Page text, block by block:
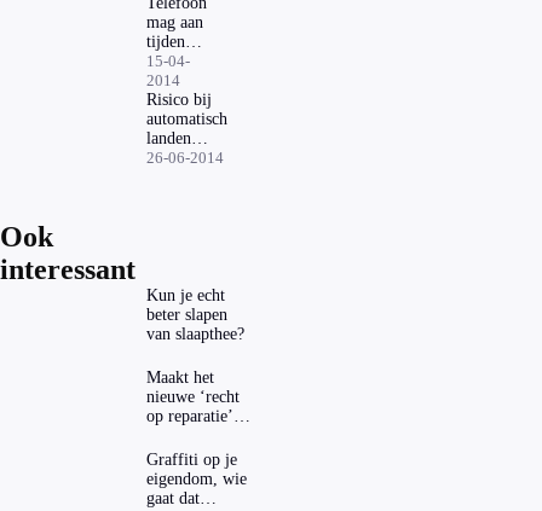
mag aan
tijdens
de
vlucht
15-04-
2014
Risico bij
automatisch
landen
ontdekt
26-06-2014
Ook
interessant
Kun je echt
beter slapen
van slaapthee?
Maakt het
nieuwe ‘recht
op reparatie’
echt
aantrekkelijker?
Graffiti op je
eigendom, wie
gaat dat